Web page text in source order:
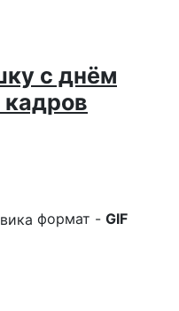
с днём
кадров
формат - GIF